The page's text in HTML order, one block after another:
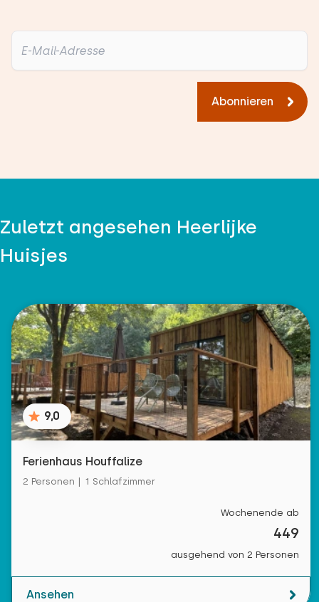
Abonnieren
Zuletzt angesehen Heerlijke
Huisjes
9,0
Ferienhaus Houffalize
2 Personen | 1 Schlafzimmer
Wochenende ab
449
ausgehend von 2 Personen
Ansehen